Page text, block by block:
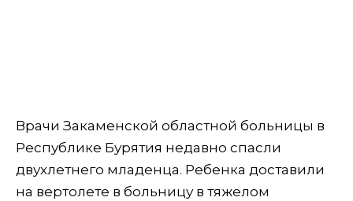
Врачи Закаменской областной больницы в
Республике Бурятия недавно спасли
двухлетнего младенца. Ребенка доставили
на вертолете в больницу в тяжелом